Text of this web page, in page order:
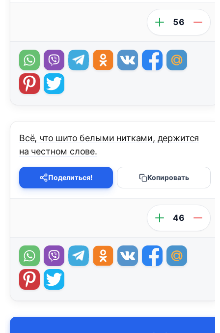
56
Всё, что шито белыми нитками, держится
на честном слове.
Поделиться! Копировать
46